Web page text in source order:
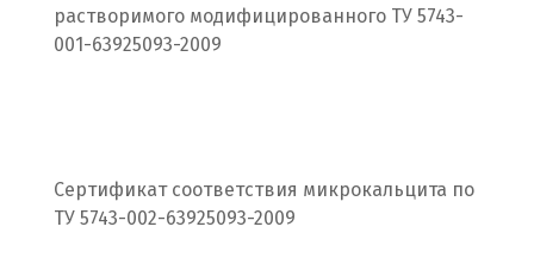
Реутов
С
растворимого модифицированного ТУ 5743-
001-63925093-2009
Сертификат соответствия микрокальцита по
ТУ 5743-002-63925093-2009